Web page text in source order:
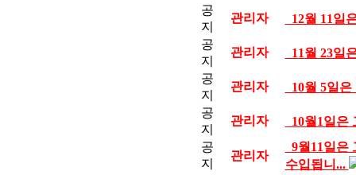
공
지
관리자
12월 11일
공
지
관리자
11월 23일
공
지
관리자
10월 5일
공
지
관리자
10월1일은
공
지
관리자
9월11일은
수입됩니...